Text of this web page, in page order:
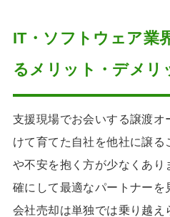
IT・ソフトウェア業
るメリット・デメリ
支援現場でお会いする譲渡
けて育てた自社を他社に譲
や不安を抱く方が少なくあり
確にして最適なパートナーを
会社売却は単独では乗り越え